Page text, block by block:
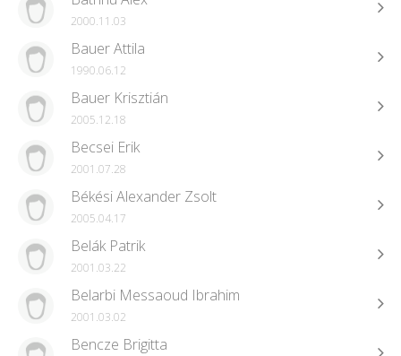
2000.11.03
Bauer Attila
1990.06.12
Bauer Krisztián
2005.12.18
Becsei Erik
2001.07.28
Békési Alexander Zsolt
2005.04.17
Belák Patrik
2001.03.22
Belarbi Messaoud Ibrahim
2001.03.02
Bencze Brigitta